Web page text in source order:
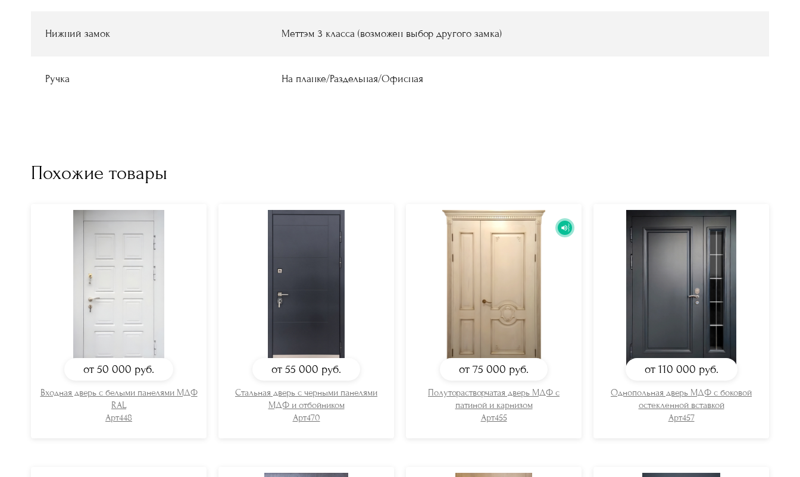
Нижний замок Меттэм 3 класса (возможен выбор другого замка)
Ручка На планке/Раздельная/Офисная
Похожие товары
от 50 000 руб.
Входная дверь с белыми панелями МДФ
RAL
Арт448
от 55 000 руб.
Стальная дверь с черными панелями
МДФ и отбойником
Арт470
от 75 000 руб.
Полуторастворчатая дверь МДФ с
патиной и карнизом
Арт455
от 110 000 руб.
Однопольная дверь МДФ с боковой
остекленной вставкой
Арт457